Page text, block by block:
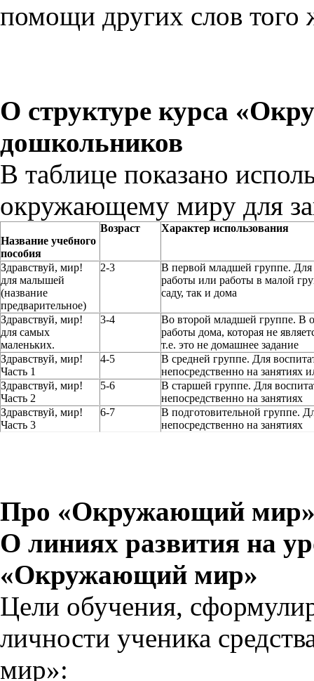
помощи других слов того
О структуре курса
дошкольников
В таблице показано
окружающему миру для
Название учебного
пособия
Возраст Характер использования
Здравствуй, мир!
для малышей
(название
предварительное)
2-3
В первой младшей группе.
работы или работы в малой
саду, так и дома
Здравствуй, мир!
для самых
маленьких.
3-4
Во второй младшей группе. В
работы дома, которая не
т.е. это не домашнее задание
Здравствуй, мир!
Часть 1
4-5
В средней группе. Для
непосредственно на занятиях
Здравствуй, мир!
Часть 2
5-6
В старшей группе. Для
непосредственно на занятиях
Здравствуй, мир!
Часть 3
6-7
В подготовительной группе.
непосредственно на занятиях
Про «Окружающий мир»
О линиях развития на
«Окружающий мир»
Цели обучения,
личности ученика
мир»: